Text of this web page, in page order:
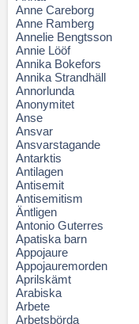
Anne Careborg
Anne Ramberg
Annelie Bengtsson
Annie Lööf
Annika Bokefors
Annika Strandhäll
Annorlunda
Anonymitet
Anse
Ansvar
Ansvarstagande
Antarktis
Antilagen
Antisemit
Antisemitism
Äntligen
Antonio Guterres
Apatiska barn
Appojaure
Appojauremorden
Aprilskämt
Arabiska
Arbete
Arbetsbörda